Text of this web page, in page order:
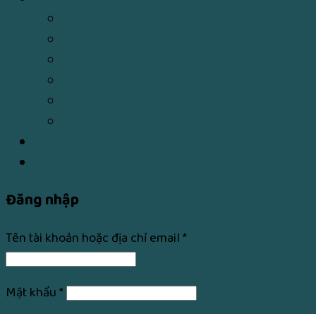
Đăng nhập
Tên tài khoản hoặc địa chỉ email*
Mật khẩu*